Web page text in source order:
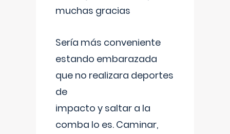
muchas gracias
Sería más conveniente
estando embarazada
que no realizara deportes
de
impacto y saltar a la
comba lo es. Caminar,